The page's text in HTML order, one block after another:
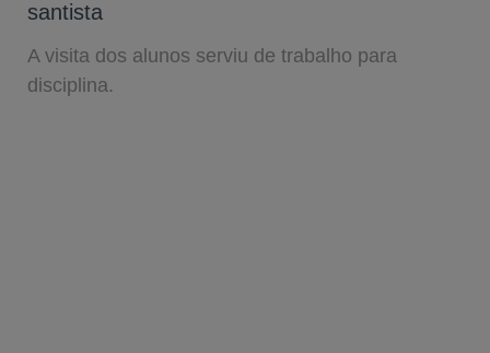
santista
A visita dos alunos serviu de trabalho para
disciplina.